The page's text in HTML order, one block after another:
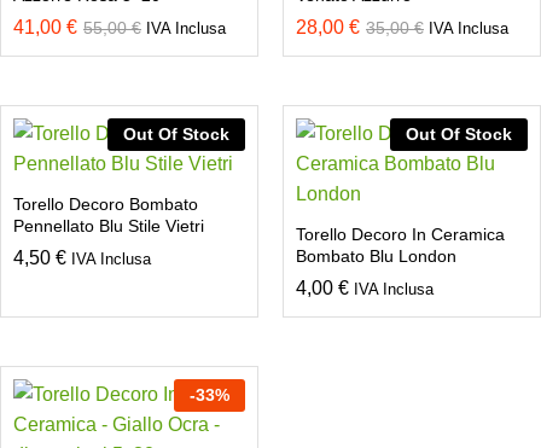
41,00 € 55,00€ IVA Inclusa 28,00 € 35,00€ IVA Inclusa
Out Of Stock
Torello Decoro Bombato
Pennellato Blu Stile Vietri
4,50 € IVA Inclusa
Out Of Stock
Torello Decoro In Ceramica
Bombato Blu London
4,00 € IVA Inclusa
-33%